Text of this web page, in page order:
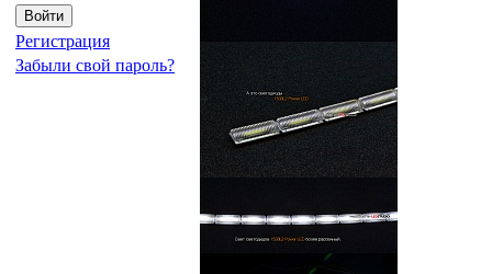
Регистрация
Забыли свой пароль?